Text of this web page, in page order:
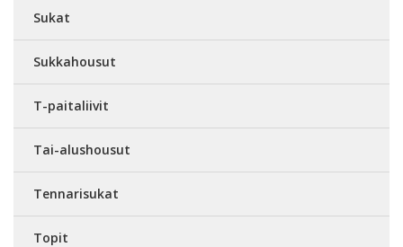
Sukat
Sukkahousut
T-paitaliivit
Tai-alushousut
Tennarisukat
Topit